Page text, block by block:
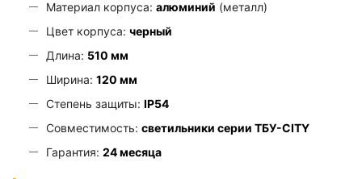
Материал корпуса: алюминий (металл)
Цвет корпуса: черный
Длина: 510 мм
Ширина: 120 мм
Степень защиты: IP54
Совместимость: светильники серии ТБУ-CITY
Гарантия: 24 месяца